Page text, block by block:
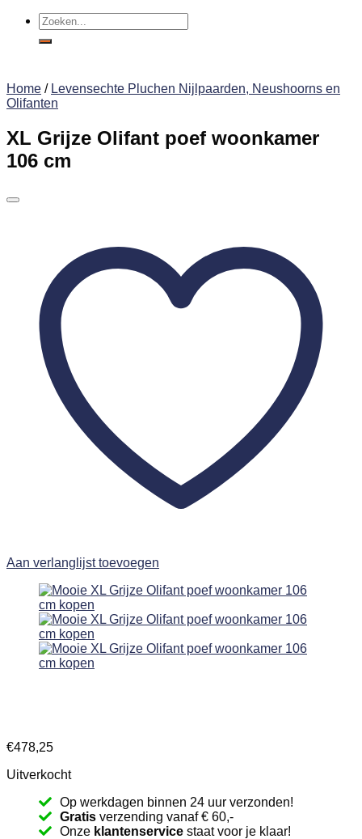
Zoeken
naar:
Home / Levensechte Pluchen Nijlpaarden, Neushoorns en
Olifanten
XL Grijze Olifant poef woonkamer
106 cm
Aan verlanglijst toevoegen
€478,25
Uitverkocht
Op werkdagen binnen 24 uur verzonden!
Gratis verzending vanaf € 60,-
Onze klantenservice staat voor je klaar!